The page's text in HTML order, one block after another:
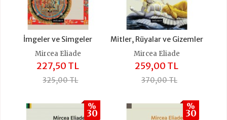
İmgeler ve Simgeler
Mircea Eliade
227,50 TL
325,00 TL
Mitler, Rüyalar ve Gizemler
Mircea Eliade
259,00 TL
370,00 TL
%
30
%
30